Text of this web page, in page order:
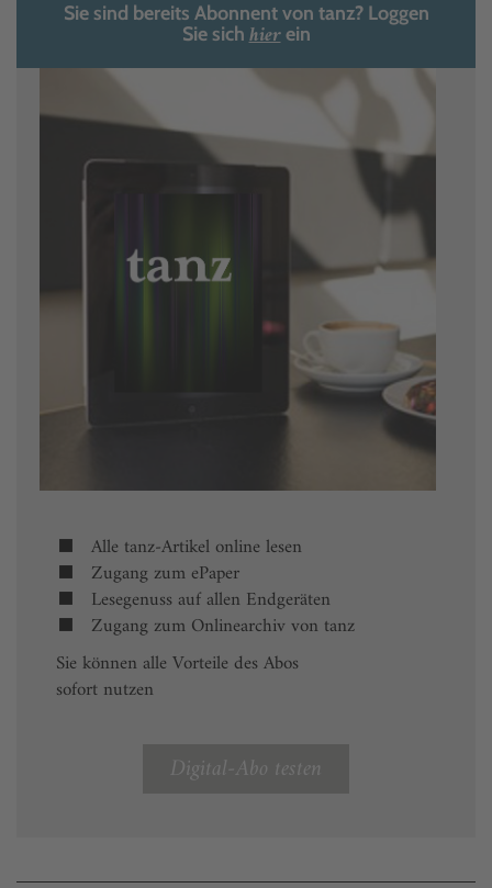
Sie sind bereits Abonnent von tanz? Loggen
Sie sich hierein
Alle tanz-Artikel online lesen
Zugang zum ePaper
Lesegenuss auf allen Endgeräten
Zugang zum Onlinearchiv von tanz
Sie können alle Vorteile des Abos
sofort nutzen
Digital-Abo testen